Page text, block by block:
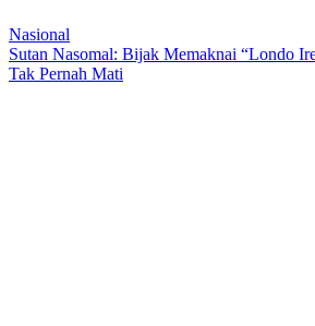
Nasional
Sutan Nasomal: Bijak Memaknai “Londo
Tak Pernah Mati